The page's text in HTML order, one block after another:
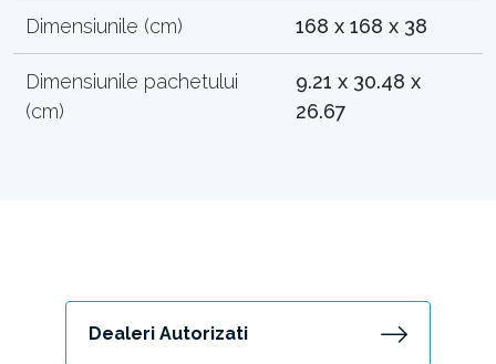
Dimensiunile (cm) 168 x 168 x 38
Dimensiunile pachetului
(cm)
9.21 x 30.48 x
26.67
Dealeri Autorizati